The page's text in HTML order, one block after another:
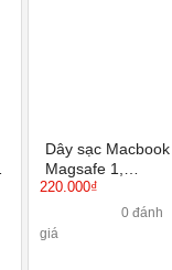
Dây sạc Macbook
Magsafe 1,
Magsafe 2
220.000₫
0 đánh
giá